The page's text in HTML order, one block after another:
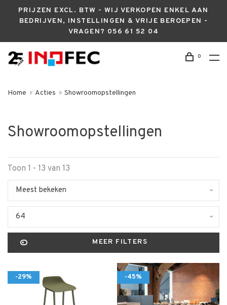
PRIJZEN EXCL. BTW - WIJ VERKOPEN ENKEL AAN
BEDRIJVEN, INSTELLINGEN & VRIJE BEROEPEN -
VRAGEN? 056 61 52 04
0
Home Acties Showroomopstellingen
Showroomopstellingen
Toon 1 - 13 van 13
Meest bekeken
64
MEER FILTERS
-29% -45%